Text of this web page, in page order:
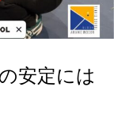
安定には